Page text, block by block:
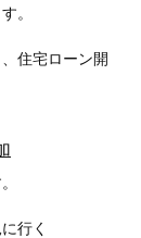
。
住宅ローン開
行く